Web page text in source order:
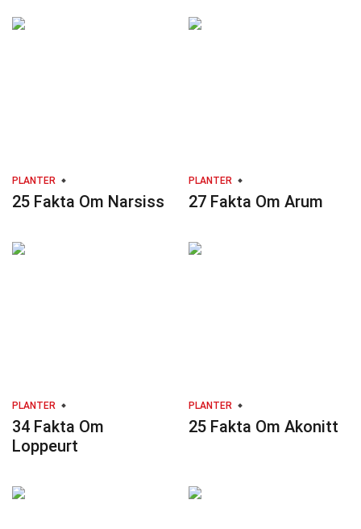
PLANTER
25 Fakta Om Narsiss
PLANTER
27 Fakta Om Arum
PLANTER
34 Fakta Om
Loppeurt
PLANTER
25 Fakta Om Akonitt